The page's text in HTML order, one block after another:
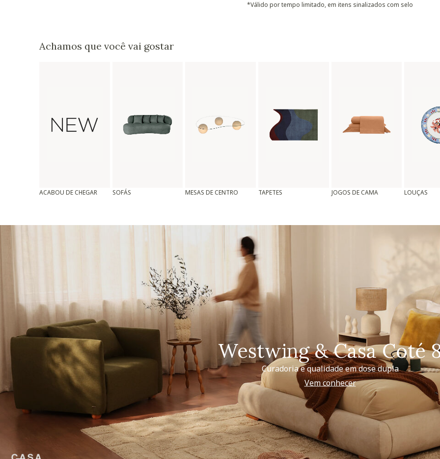
*Válido por tempo limitado, em itens sinalizados com selo
Achamos que você vai gostar
ACABOU DE CHEGAR SOFÁS MESAS DE CENTRO TAPETES JOGOS DE CAMA LOUÇAS
Westwing & Casa Coté
Curadoria e qualidade em dose dupla
Vem conhecer